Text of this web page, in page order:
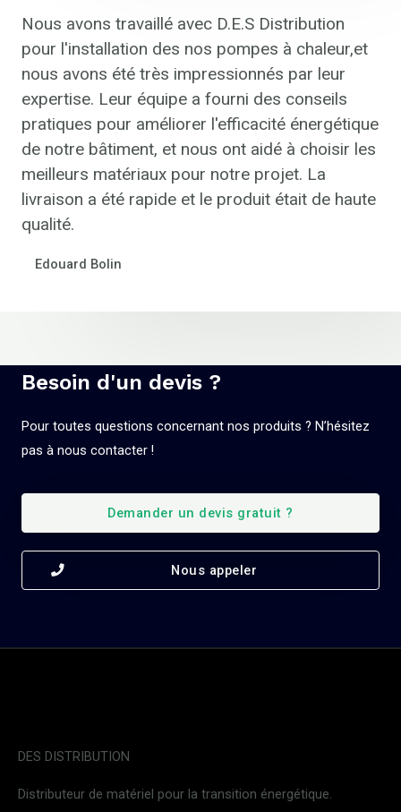
Nous avons travaillé avec D.E.S Distribution
pour l'installation des nos pompes à chaleur,et
nous avons été très impressionnés par leur
expertise. Leur équipe a fourni des conseils
pratiques pour améliorer l'efficacité énergétique
de notre bâtiment, et nous ont aidé à choisir les
meilleurs matériaux pour notre projet. La
livraison a été rapide et le produit était de haute
qualité.
Edouard Bolin
Besoin d'un devis ?
Pour toutes questions concernant nos produits ? N’hésitez
pas à nous contacter !
Demander un devis gratuit ?
Nous appeler
DES DISTRIBUTION
Distributeur de matériel pour la transition énergétique.